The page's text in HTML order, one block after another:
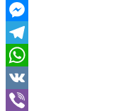
Facebook
Messenger
Telegram
WhatsApp
VK